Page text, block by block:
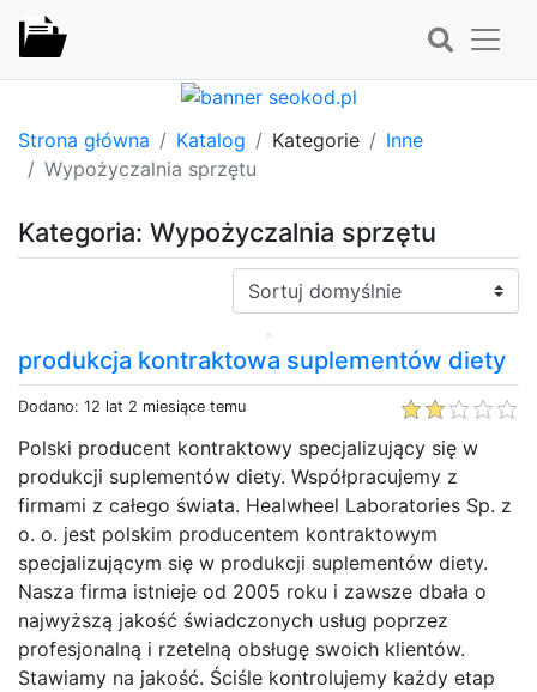
Strona główna Katalog Kategorie
Inne
Wypożyczalnia sprzętu
Kategoria: Wypożyczalnia sprzętu
Sortuj:
produkcja kontraktowa suplementów diety
Dodano: 12 lat 2 miesiące temu
Polski producent kontraktowy specjalizujący się w
produkcji suplementów diety. Współpracujemy z
firmami z całego świata. Healwheel Laboratories Sp. z
o. o. jest polskim producentem kontraktowym
specjalizującym się w produkcji suplementów diety.
Nasza firma istnieje od 2005 roku i zawsze dbała o
najwyższą jakość świadczonych usług poprzez
profesjonalną i rzetelną obsługę swoich klientów.
Stawiamy na jakość. Ściśle kontrolujemy każdy etap